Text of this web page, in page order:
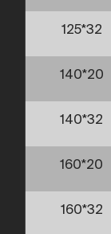
125*32
140*20
140*32
160*20
160*32